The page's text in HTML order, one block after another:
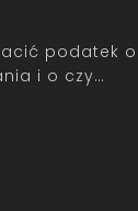
podatek
i o czy…